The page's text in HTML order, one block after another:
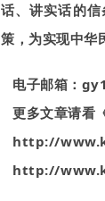
话、讲实话的
策，为实现中华
电子邮箱：
更多文章请看
http://
http://